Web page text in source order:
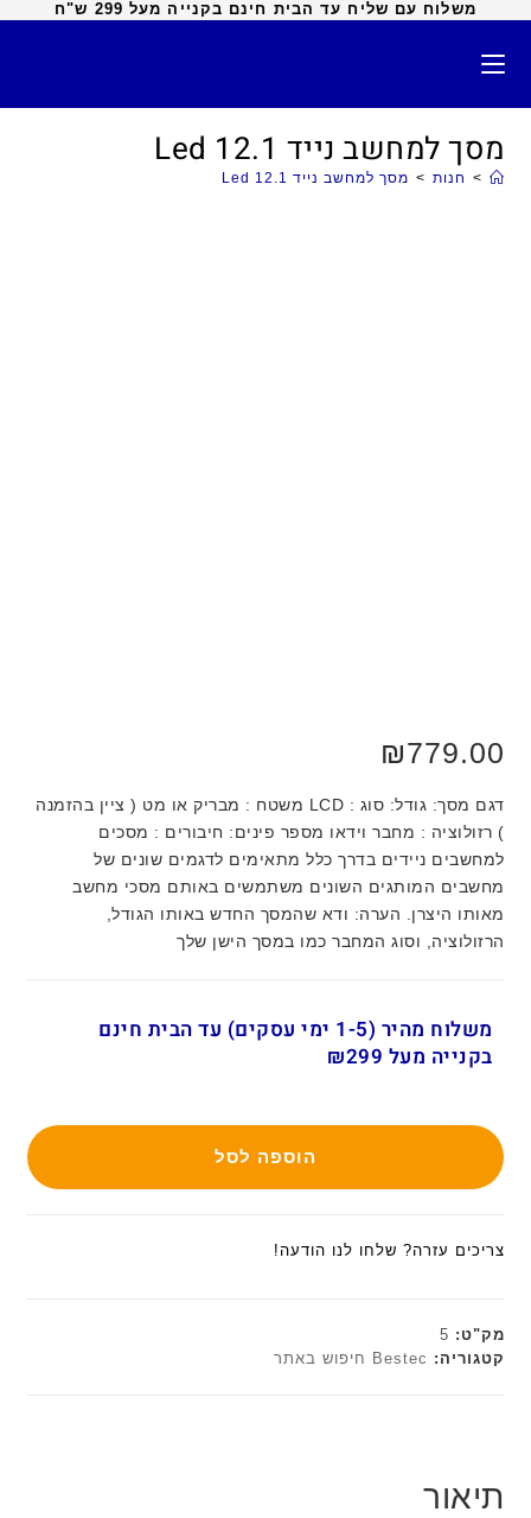
משלוח עם שליח עד הבית חינם בקנייה מעל 299 ש"ח
מסך למחשב נייד 12.1 Led
> חנות > מסך למחשב נייד 12.1 Led
₪779.00
דגם מסך: גודל: סוג : LCD משטח : מבריק או מט ( ציין בהזמנה
) רזולוציה : מחבר וידאו מספר פינים: חיבורים : מסכים
למחשבים ניידים בדרך כלל מתאימים לדגמים שונים של
מחשבים המותגים השונים משתמשים באותם מסכי מחשב
מאותו היצרן. הערה: ודא שהמסך החדש באותו הגודל,
הרזולוציה, וסוג המחבר כמו במסך הישן שלך
משלוח מהיר (1-5 ימי עסקים) עד הבית חינם
בקנייה מעל ₪299
הוספה לסל
צריכים עזרה? שלחו לנו הודעה!
מק"ט: 5
קטגוריה: Bestec חיפוש באתר
תיאור